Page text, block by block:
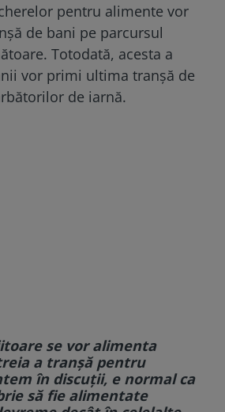
pentru alimente vor
de bani pe parcursul
Totodată, acesta a
vor primi ultima tranșă de
de iarnă.
se vor alimenta
a tranșă pentru
în discuții, e normal ca
să fie alimentate